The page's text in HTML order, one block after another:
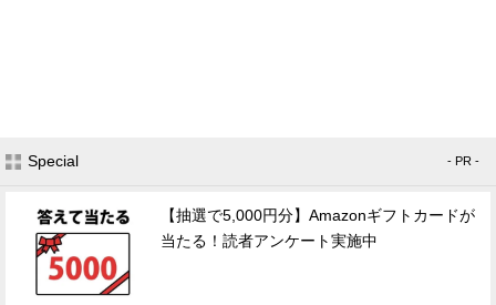
Special - PR -
【抽選で5,000円分】Amazonギフトカードが
当たる！読者アンケート実施中